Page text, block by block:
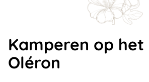
Kamperen op het
Oléron